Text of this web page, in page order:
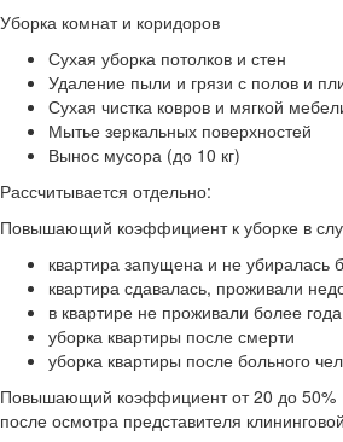
Уборка комнат и коридоров
Сухая уборка потолков и стен
Удаление пыли и грязи с полов и
Сухая чистка ковров и мягкой
Мытье зеркальных поверхностей
Вынос мусора (до 10 кг)
Рассчитывается отдельно:
Повышающий коэффициент к уборке в
квартира запущена и не убиралась
квартира сдавалась, проживали
в квартире не проживали более года
уборка квартиры после смерти
уборка квартиры после больного
Повышающий коэффициент от 20 до 50%
после осмотра представителя